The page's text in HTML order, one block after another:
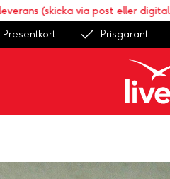
(skicka via post eller digitalt) •.
Presentkort
Prisgaranti